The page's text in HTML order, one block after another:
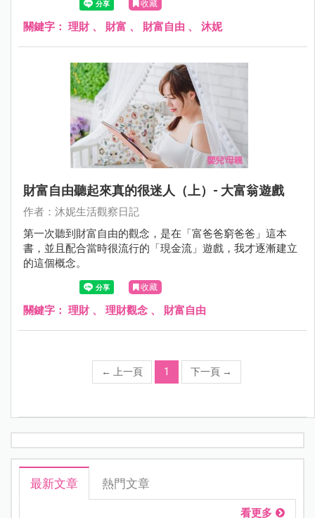
收藏
關鍵字： 理財、 財富 、 財富自由 、 沐妮
財富自由聽起來真的很迷人（上）- 大富翁遊戲
作者：沐妮生活觀察日記
第一次聽到財富自由的觀念，是在「富爸爸窮爸爸」這本
書，並且配合當時很流行的「現金流」遊戲，我才逐漸建立
的這個概念。
收藏
關鍵字： 理財、 理財觀念 、 財富自由
← 上一頁 1 下一頁 →
最新文章 熱門文章
看更多